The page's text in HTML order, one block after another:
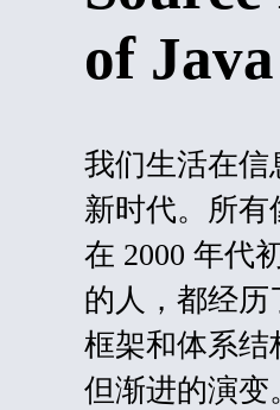
of
我们生活在信
新时代。所有
在 2000 年代
的人，都经历
框架和体系结
但渐进的演变